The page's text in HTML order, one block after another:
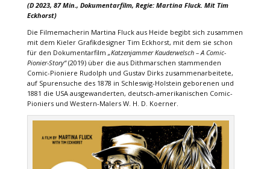
(D 2023, 87 Min., Dokumentarfilm, Regie: Martina Fluck. Mit Tim
Eckhorst)
Die Filmemacherin Martina Fluck aus Heide begibt sich zusammen
mit dem Kieler Grafikdesigner Tim Eckhorst, mit dem sie schon
für den Dokumentarfilm „Katzenjammer Kauderwelsch – A Comic-
Pionier-Story“(2019) über die aus Dithmarschen stammenden
Comic-Pioniere Rudolph und Gustav Dirks zusammenarbeitete,
auf Spurensuche des 1878 in Schleswig-Holstein geborenen und
1881 die USA ausgewanderten, deutsch-amerikanischen Comic-
Pioniers und Western-Malers W. H. D. Koerner.